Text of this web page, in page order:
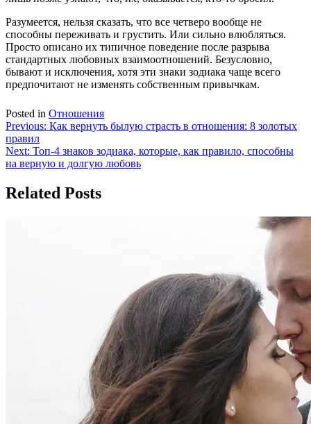
Разумеется, нельзя сказать, что все четверо вообще не
способны переживать и грустить. Или сильно влюбляться.
Просто описано их типичное поведение после разрыва
стандартных любовных взаимоотношений. Безусловно,
бывают и исключения, хотя эти знаки зодиака чаще всего
предпочитают не изменять собственным привычкам.
Posted in Отношения
Навигация
по
записям
Previous: Как вернуть былую страсть в отношения: 8 золотых
правил
Next: Топ-4 знаков зодиака, которые, как правило, способны
на верную и долгую любовь
Related Posts